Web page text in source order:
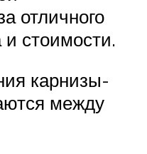
отличного
и стоимости.
карнизы-
между